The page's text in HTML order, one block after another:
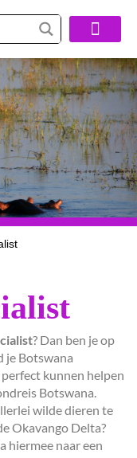
? Dan ben je op
je Botswana
kunnen helpen
Botswana.
wilde dieren te
Okavango Delta?
hiermee naar een